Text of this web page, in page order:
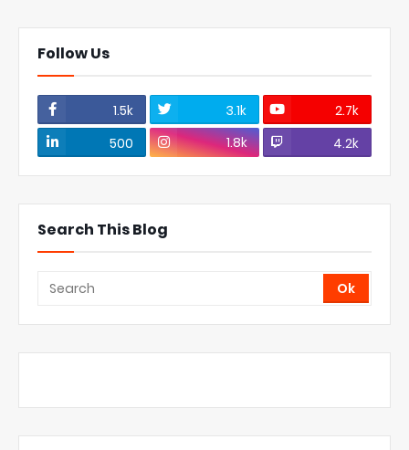
Follow Us
1.5k 3.1k
2.7k
500
1.8k 4.2k
Search This Blog